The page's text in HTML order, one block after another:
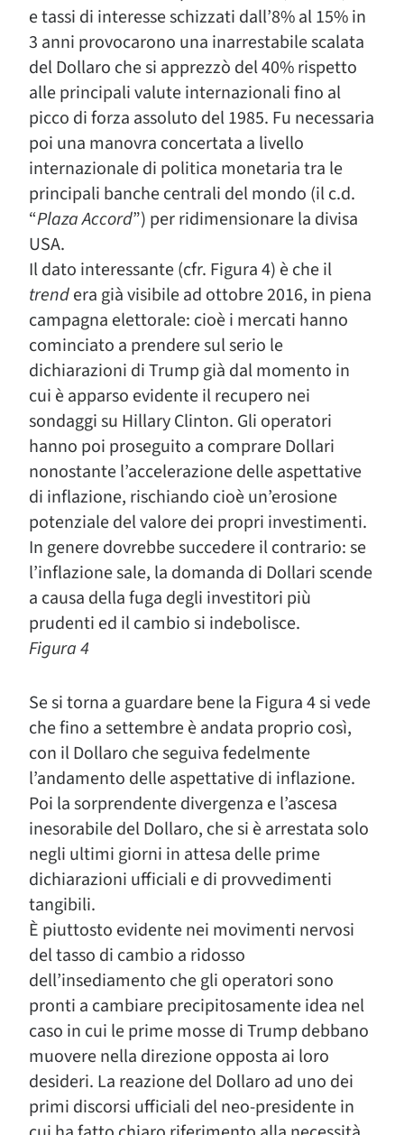
e tassi di interesse schizzati dall’8% al 15% in
3 anni provocarono una inarrestabile scalata
del Dollaro che si apprezzò del 40% rispetto
alle principali valute internazionali fino al
picco di forza assoluto del 1985. Fu necessaria
poi una manovra concertata a livello
internazionale di politica monetaria tra le
principali banche centrali del mondo (il c.d.
“Plaza Accord”) per ridimensionare la divisa
USA.
Il dato interessante (cfr. Figura 4) è che il
trendera già visibile ad ottobre 2016, in piena
campagna elettorale: cioè i mercati hanno
cominciato a prendere sul serio le
dichiarazioni di Trump già dal momento in
cui è apparso evidente il recupero nei
sondaggi su Hillary Clinton. Gli operatori
hanno poi proseguito a comprare Dollari
nonostante l’accelerazione delle aspettative
di inflazione, rischiando cioè un’erosione
potenziale del valore dei propri investimenti.
In genere dovrebbe succedere il contrario: se
l’inflazione sale, la domanda di Dollari scende
a causa della fuga degli investitori più
prudenti ed il cambio si indebolisce.
Figura 4
Se si torna a guardare bene la Figura 4 si vede
che fino a settembre è andata proprio così,
con il Dollaro che seguiva fedelmente
l’andamento delle aspettative di inflazione.
Poi la sorprendente divergenza e l’ascesa
inesorabile del Dollaro, che si è arrestata solo
negli ultimi giorni in attesa delle prime
dichiarazioni ufficiali e di provvedimenti
tangibili.
È piuttosto evidente nei movimenti nervosi
del tasso di cambio a ridosso
dell’insediamento che gli operatori sono
pronti a cambiare precipitosamente idea nel
caso in cui le prime mosse di Trump debbano
muovere nella direzione opposta ai loro
desideri. La reazione del Dollaro ad uno dei
primi discorsi ufficiali del neo-presidente in